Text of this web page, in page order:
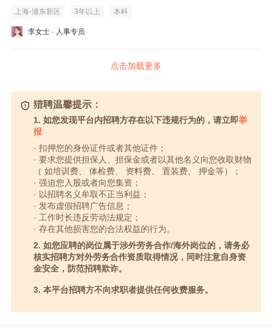
上海-浦东新区 3年以上 本科
李女士 · 人事专员
点击加载更多
猎聘温馨提示：
1. 如您发现平台内招聘方存在以下违规行为的，请立即举
报
· 扣押您的身份证件或者其他证件；
· 要求您提供担保人、担保金或者以其他名义向您收取财物
（ 如培训费、 体检费、 资料费、 置装费、 押金等）；
· 强迫您入股或者向您集资；
· 以招聘名义牟取不正当利益；
· 发布虚假招聘广告信息；
· 工作时长违反劳动法规定；
· 存在其他损害您的合法权益的行为。
2. 如您应聘的岗位属于涉外劳务合作/海外岗位的，请务必
核实招聘方对外劳务合作资质取得情况，同时注意自身资
金安全，防范招聘欺诈。
3. 本平台招聘方不向求职者提供任何收费服务。